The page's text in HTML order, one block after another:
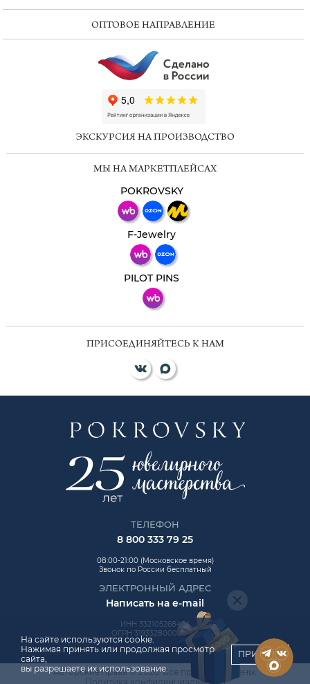
ОПТОВОЕ НАПРАВЛЕНИЕ
ЭКСКУРСИЯ НА ПРОИЗВОДСТВО
МЫ НА МАРКЕТПЛЕЙСАХ
POKROVSKY
F-Jewelry
PILOT PINS
ПРИСОЕДИНЯЙТЕСЬ К НАМ
ТЕЛЕФОН
8 800 333 79 25
08:00-21:00 (Московское время)
Звонок по России бесплатный
ЭЛЕКТРОННЫЙ АДРЕС
Написать на e-mail
ИНН 332105268454
ОГРН 319332800006992
Авторские права © 2026. Все права защищены.
Политика конфиденциальности
На сайте используются cookie.
Нажимая принять или продолжая просмотр
сайта,
вы разрешаете их использование.
ПРИНЯТЬ
ChatApp